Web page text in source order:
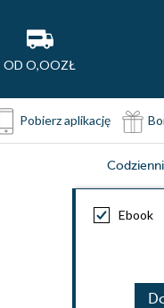
OD O,OOZŁ
Pobierz aplikację
Ebook